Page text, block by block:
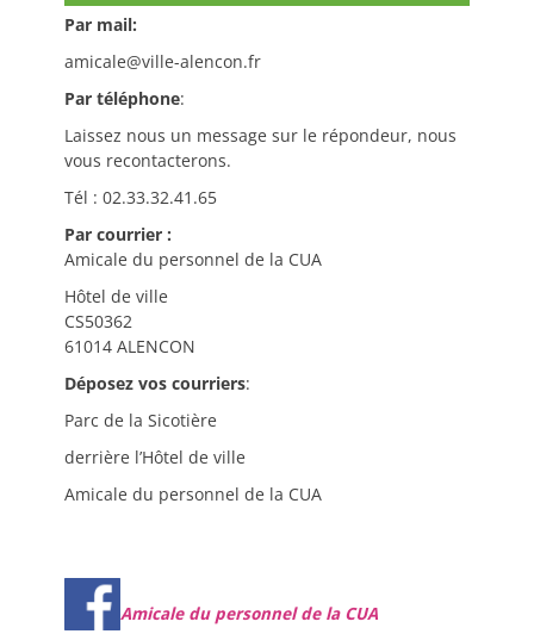
Par mail:
amicale@ville-alencon.fr
Par téléphone:
Laissez nous un message sur le répondeur, nous
vous recontacterons.
Tél : 02.33.32.41.65
Par courrier :
Amicale du personnel de la CUA
Hôtel de ville
CS50362
61014 ALENCON
Déposez vos courriers:
Parc de la Sicotière
derrière l’Hôtel de ville
Amicale du personnel de la CUA
Amicale du personnel de la CUA